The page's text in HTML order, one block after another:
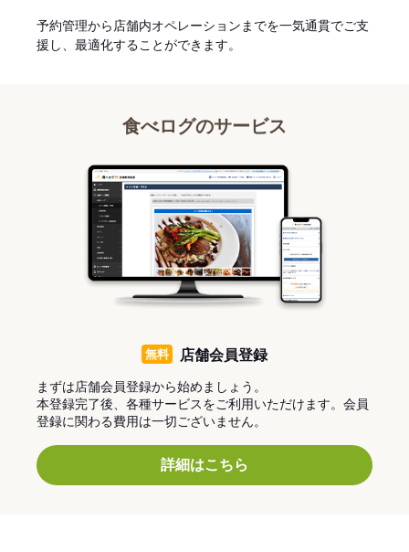
予約管理から店舗内オペレーションまでを一気通貫でご支
援し、最適化することができます。
食べログのサービス
無料 店舗会員登録
まずは店舗会員登録から始めましょう。
本登録完了後、各種サービスをご利用いただけます。会員
登録に関わる費用は一切ございません。
詳細はこちら